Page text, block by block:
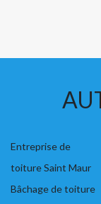
Entreprise de
toiture Saint Maur
Bâchage de toiture